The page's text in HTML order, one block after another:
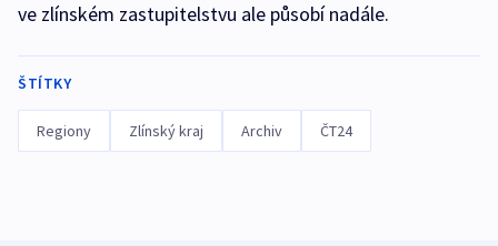
ve zlínském zastupitelstvu ale působí nadále.
ŠTÍTKY
Regiony Zlínský kraj Archiv ČT24